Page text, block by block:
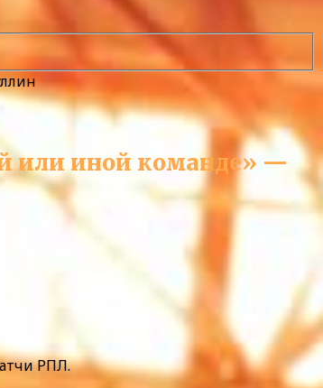
или иной команде» —
РПЛ.